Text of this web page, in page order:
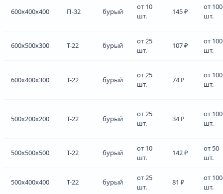
600x400x400 П-32 бурый
от 10
шт.
145 ₽
от 100
шт.
600x500x300 Т-22 бурый
от 25
шт.
107 ₽
от 100
шт.
600x400x300 Т-22 бурый
от 25
шт.
74 ₽
от 100
шт.
500x200x200 Т-22 бурый
от 25
шт.
34 ₽
от 100
шт.
500x500x500 Т-22 бурый
от 10
шт.
142 ₽
от 50
шт.
500x400x400 Т-22 бурый
от 25
шт.
81 ₽
от 100
шт.